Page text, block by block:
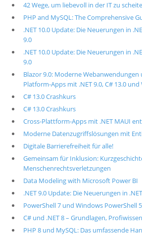
42 Wege, um liebevoll in der IT zu
PHP and MySQL: The Comprehensive
.NET 10.0 Update: Die Neuerungen in
9.0
.NET 10.0 Update: Die Neuerungen in
9.0
Blazor 9.0: Moderne Webanwendungen
Platform-Apps mit .NET 9.0, C# 13.0
C# 13.0 Crashkurs
C# 13.0 Crashkurs
Cross-Plattform-Apps mit .NET MAUI
Moderne Datenzugriffslösungen mit
Digitale Barrierefreiheit für alle!
Gemeinsam für Inklusion:
Menschenrechtsverletzungen
Data Modeling with Microsoft Power BI
.NET 9.0 Update: Die Neuerungen in
PowerShell 7 und Windows PowerShell
C# und .NET 8 – Grundlagen,
PHP 8 und MySQL: Das umfassende